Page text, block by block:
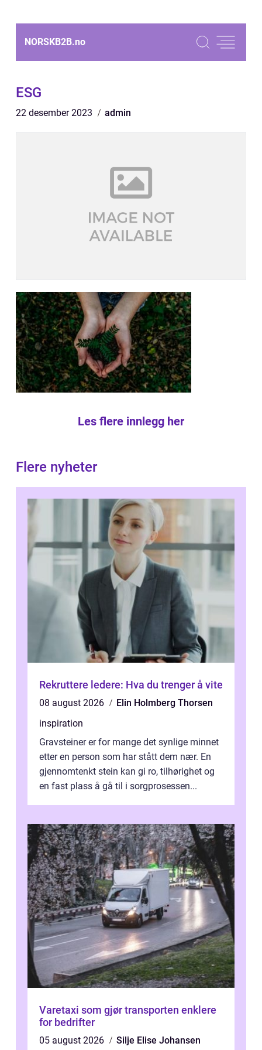
NORSKB2B.no
ESG
22 desember 2023 admin
Les flere innlegg her
Flere nyheter
Rekruttere ledere: Hva du trenger å vite
08 august 2026
Elin Holmberg Thorsen
inspiration
Gravsteiner er for mange det synlige minnet
etter en person som har stått dem nær. En
gjennomtenkt stein kan gi ro, tilhørighet og
en fast plass å gå til i sorgprosessen...
Varetaxi som gjør transporten enklere
for bedrifter
05 august 2026 Silje Elise Johansen